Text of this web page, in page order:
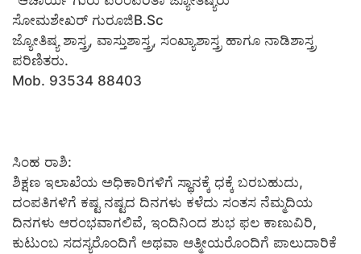
ಸೋಮಶೇಖರ್ ಗುರೂಜಿB.Sc
ಜ್ಯೋತಿಷ್ಯ ಶಾಸ್ತ್ರ, ವಾಸ್ತುಶಾಸ್ತ್ರ, ಸಂಖ್ಯಾಶಾಸ್ತ್ರ ಹಾಗೂ ನಾಡಿಶಾಸ್ತ್ರ
ಪರಿಣಿತರು.
Mob. 93534 88403
ಸಿಂಹ ರಾಶಿ:
ಶಿಕ್ಷಣ ಇಲಾಖೆಯ ಅಧಿಕಾರಿಗಳಿಗೆ ಸ್ಥಾನಕ್ಕೆ ಧಕ್ಕೆ ಬರಬಹುದು,
ದಂಪತಿಗಳಿಗೆ ಕಷ್ಟ ನಷ್ಟದ ದಿನಗಳು ಕಳೆದು ಸಂತಸ ನೆಮ್ಮದಿಯ
ದಿನಗಳು ಆರಂಭವಾಗಲಿವೆ, ಇಂದಿನಿಂದ ಶುಭ ಫಲ ಕಾಣುವಿರಿ,
ಕುಟುಂಬ ಸದಸ್ಯರೊಂದಿಗೆ ಅಥವಾ ಆತ್ಮೀಯರೊಂದಿಗೆ ಪಾಲುದಾರಿಕೆ